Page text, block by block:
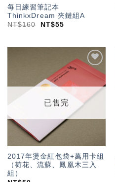
每日練習筆記本
ThinkxDream 夾鏈組A
NT$160 NT$55
加入
「願
望輕
單」
已售完
2017年燙金紅包袋+萬用卡組
（荷花、流蘇、鳳凰木三入
組）